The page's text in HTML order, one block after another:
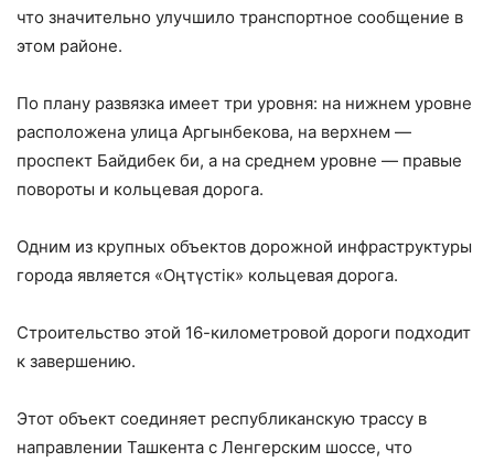
что значительно улучшило транспортное сообщение в
этом районе.
По плану развязка имеет три уровня: на нижнем уровне
расположена улица Аргынбекова, на верхнем —
проспект Байдибек би, а на среднем уровне — правые
повороты и кольцевая дорога.
Одним из крупных объектов дорожной инфраструктуры
города является «Оңтүстік» кольцевая дорога.
Строительство этой 16-километровой дороги подходит
к завершению.
Этот объект соединяет республиканскую трассу в
направлении Ташкента с Ленгерским шоссе, что